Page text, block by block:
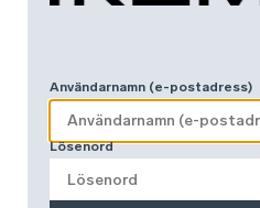
Användarnamn (e-postadress)
Lösenord